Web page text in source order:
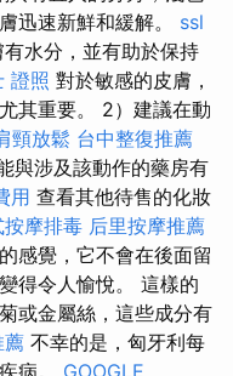
迅速新鮮和緩解。 ssl
水分，並有助於保持
證照 對於敏感的皮膚，
其重要。 2）建議在動
頸放鬆 台中整復推薦
與涉及該動作的藥房有
用 查看其他待售的化妝
摩排毒 后里按摩推薦
感覺，它不會在後面留
得令人愉悅。 這樣的
或金屬絲，這些成分有
薦 不幸的是，匈牙利每
病。 GOOGLE